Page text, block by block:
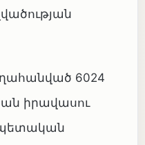
6024
իրավասու
պետական